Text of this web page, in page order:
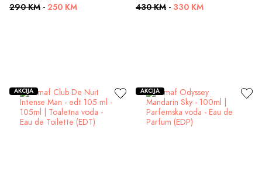
290 KM - 250 KM 430 KM - 330 KM
AKCIJA AKCIJA